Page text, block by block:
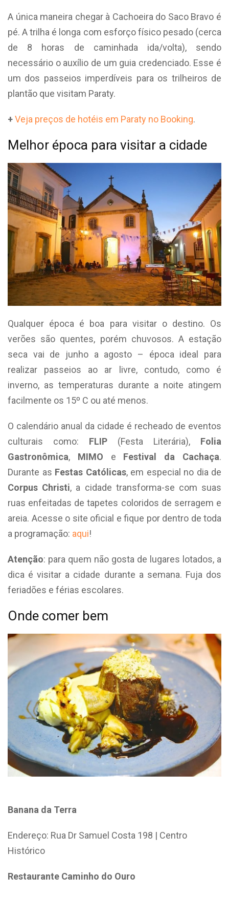
A única maneira chegar à Cachoeira do Saco Bravo é
pé. A trilha é longa com esforço físico pesado (cerca
de 8 horas de caminhada ida/volta), sendo
necessário o auxílio de um guia credenciado. Esse é
um dos passeios imperdíveis para os trilheiros de
plantão que visitam Paraty.
+Veja preços de hotéis em Paraty no Booking.
Melhor época para visitar a cidade
Qualquer época é boa para visitar o destino. Os
verões são quentes, porém chuvosos. A estação
seca vai de junho a agosto – época ideal para
realizar passeios ao ar livre, contudo, como é
inverno, as temperaturas durante a noite atingem
facilmente os 15º C ou até menos.
O calendário anual da cidade é recheado de eventos
culturais como: FLIP (Festa Literária), Folia
Gastronômica, MIMO e Festival da Cachaça.
Durante as Festas Católicas, em especial no dia de
Corpus Christi, a cidade transforma-se com suas
ruas enfeitadas de tapetes coloridos de serragem e
areia. Acesse o site oficial e fique por dentro de toda
a programação: aqui!
Atenção: para quem não gosta de lugares lotados, a
dica é visitar a cidade durante a semana. Fuja dos
feriadões e férias escolares.
Onde comer bem
Banana da Terra
Endereço: Rua Dr Samuel Costa 198 | Centro
Histórico
Restaurante Caminho do Ouro